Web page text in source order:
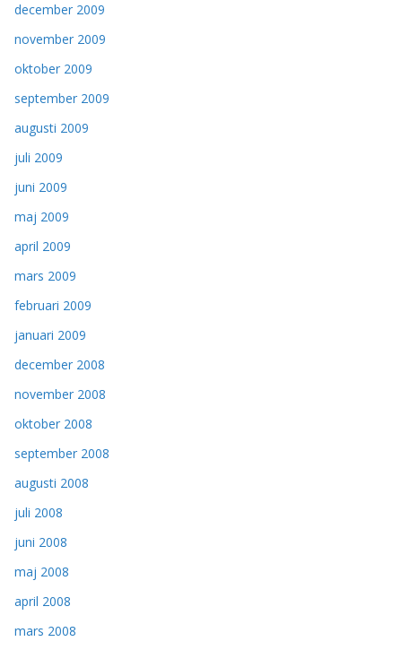
december 2009
november 2009
oktober 2009
september 2009
augusti 2009
juli 2009
juni 2009
maj 2009
april 2009
mars 2009
februari 2009
januari 2009
december 2008
november 2008
oktober 2008
september 2008
augusti 2008
juli 2008
juni 2008
maj 2008
april 2008
mars 2008